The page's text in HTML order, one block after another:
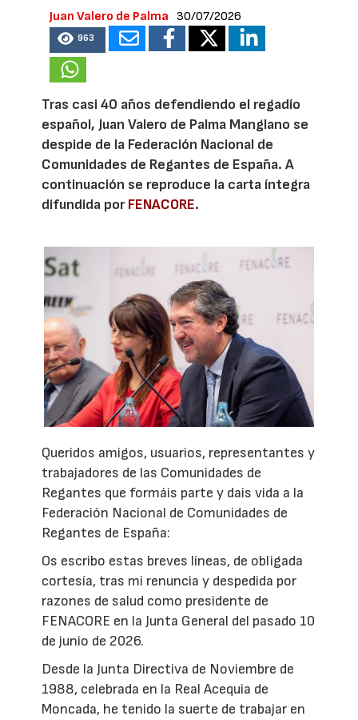
Juan Valero de Palma 30/07/2026
963
Tras casi 40 años defendiendo el regadío
español, Juan Valero de Palma Manglano se
despide de la Federación Nacional de
Comunidades de Regantes de España. A
continuación se reproduce la carta íntegra
difundida porFENACORE.
Queridos amigos, usuarios, representantes y
trabajadores de las Comunidades de
Regantes que formáis parte y dais vida a la
Federación Nacional de Comunidades de
Regantes de España:
Os escribo estas breves líneas, de obligada
cortesía, tras mi renuncia y despedida por
razones de salud como presidente de
FENACORE en la Junta General del pasado 10
de junio de 2026.
Desde la Junta Directiva de Noviembre de
1988, celebrada en la Real Acequia de
Moncada, he tenido la suerte de trabajar en